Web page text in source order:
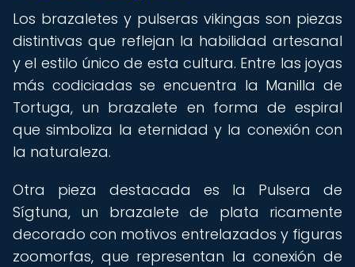
Los brazaletes y pulseras vikingas son piezas
distintivas que reflejan la habilidad artesanal
y el estilo único de esta cultura. Entre las joyas
más codiciadas se encuentra la Manilla de
Tortuga, un brazalete en forma de espiral
que simboliza la eternidad y la conexión con
la naturaleza.
Otra pieza destacada es la Pulsera de
Sígtuna, un brazalete de plata ricamente
decorado con motivos entrelazados y figuras
zoomorfas, que representan la conexión de